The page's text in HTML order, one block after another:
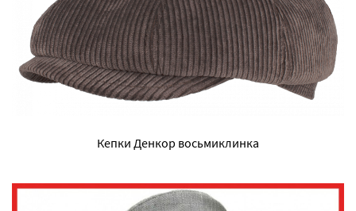
Кепки Денкор восьмиклинка